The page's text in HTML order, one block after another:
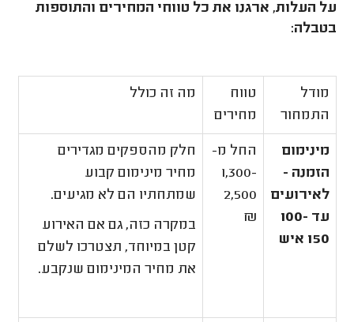
על העלות, ארגנו את כל טווחי המחירים והתוספות
בטבלה:
מודל
התמחור
טווח
מחירים
מה זה כולל
מינימום
הזמנה -
לאירועים
עד 100-
150 איש
החל מ-
1,300-
2,500
₪
חלק מהספקים מגדירים
מחיר מינימום קבוע
שמתחתיו הם לא מגיעים.
במקרה כזה, גם אם האירוע
קטן במיוחד, תצטרכו לשלם
את מחיר המינימום שנקבע.